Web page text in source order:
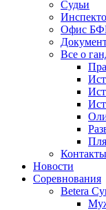
Судьи
Офис
Все о
Контакты
Новости
Соревнования
Betera